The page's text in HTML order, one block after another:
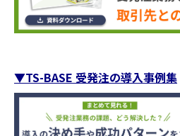
▼TS-BASE 受発注の導入事例集